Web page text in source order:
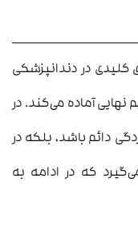
کلیدی در دندانپزشکی
نهایی آماده می‌کند. در
دائم باشد، بلکه در
که در ادامه به